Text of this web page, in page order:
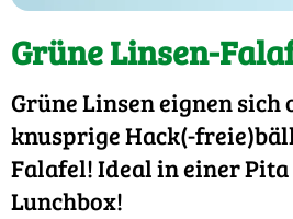
Grüne Linsen-
Grüne Linsen eignen
knusprige Hack(-
Falafel! Ideal in einer
Lunchbox!